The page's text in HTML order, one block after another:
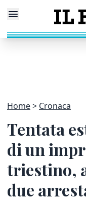
Home Cronaca
Tentata
di un
triestino,
due